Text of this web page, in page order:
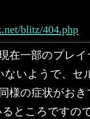
blitz/404.php
現在一部のプレ
ないようで、セ
様の症状がお
ところですの